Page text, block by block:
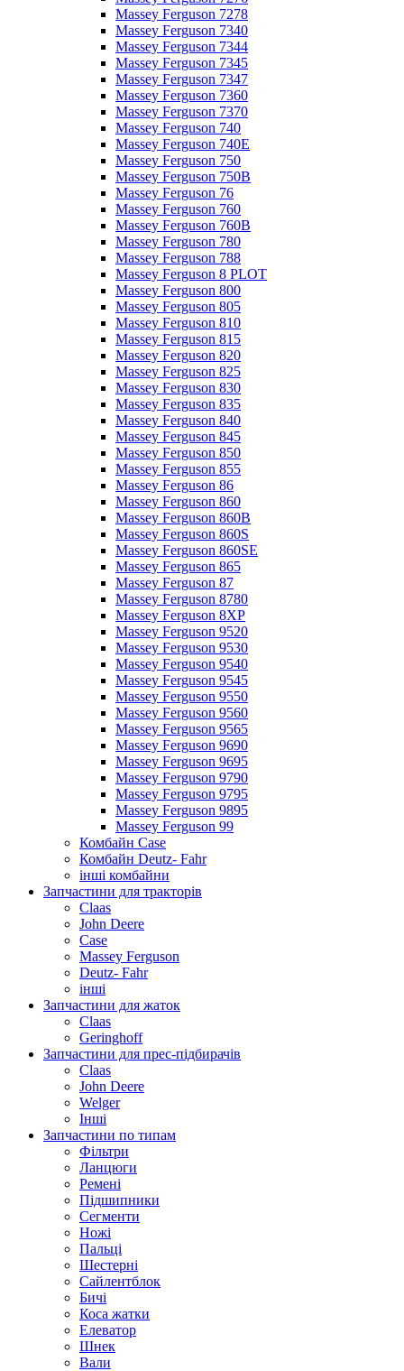
Massey Ferguson 7278
Massey Ferguson 7340
Massey Ferguson 7344
Massey Ferguson 7345
Massey Ferguson 7347
Massey Ferguson 7360
Massey Ferguson 7370
Massey Ferguson 740
Massey Ferguson 740E
Massey Ferguson 750
Massey Ferguson 750B
Massey Ferguson 76
Massey Ferguson 760
Massey Ferguson 760B
Massey Ferguson 780
Massey Ferguson 788
Massey Ferguson 8 PLOT
Massey Ferguson 800
Massey Ferguson 805
Massey Ferguson 810
Massey Ferguson 815
Massey Ferguson 820
Massey Ferguson 825
Massey Ferguson 830
Massey Ferguson 835
Massey Ferguson 840
Massey Ferguson 845
Massey Ferguson 850
Massey Ferguson 855
Massey Ferguson 86
Massey Ferguson 860
Massey Ferguson 860B
Massey Ferguson 860S
Massey Ferguson 860SE
Massey Ferguson 865
Massey Ferguson 87
Massey Ferguson 8780
Massey Ferguson 8XP
Massey Ferguson 9520
Massey Ferguson 9530
Massey Ferguson 9540
Massey Ferguson 9545
Massey Ferguson 9550
Massey Ferguson 9560
Massey Ferguson 9565
Massey Ferguson 9690
Massey Ferguson 9695
Massey Ferguson 9790
Massey Ferguson 9795
Massey Ferguson 9895
Massey Ferguson 99
Комбайн Case
Комбайн Deutz- Fahr
інші комбайни
Запчастини для тракторів
Claas
John Deere
Case
Massey Ferguson
Deutz- Fahr
інші
Запчастини для жаток
Claas
Geringhoff
Запчастини для прес-підбирачів
Claas
John Deere
Welger
Інші
Запчастини по типам
Фільтри
Ланцюги
Ремені
Підшипники
Сегменти
Ножі
Пальці
Шестерні
Сайлентблок
Бичі
Коса жатки
Елеватор
Шнек
Вали